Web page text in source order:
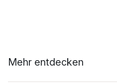
Mehr entdecken